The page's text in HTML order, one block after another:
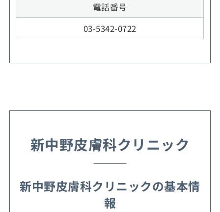
電話番号
03-5342-0722
新中野皮膚科クリニック
新中野皮膚科クリニックの基本情
報